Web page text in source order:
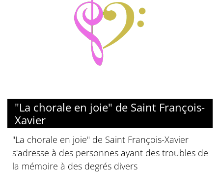
"La chorale en joie" de Saint François-
Xavier
"La chorale en joie" de Saint François-Xavier
s'adresse à des personnes ayant des troubles de
la mémoire à des degrés divers